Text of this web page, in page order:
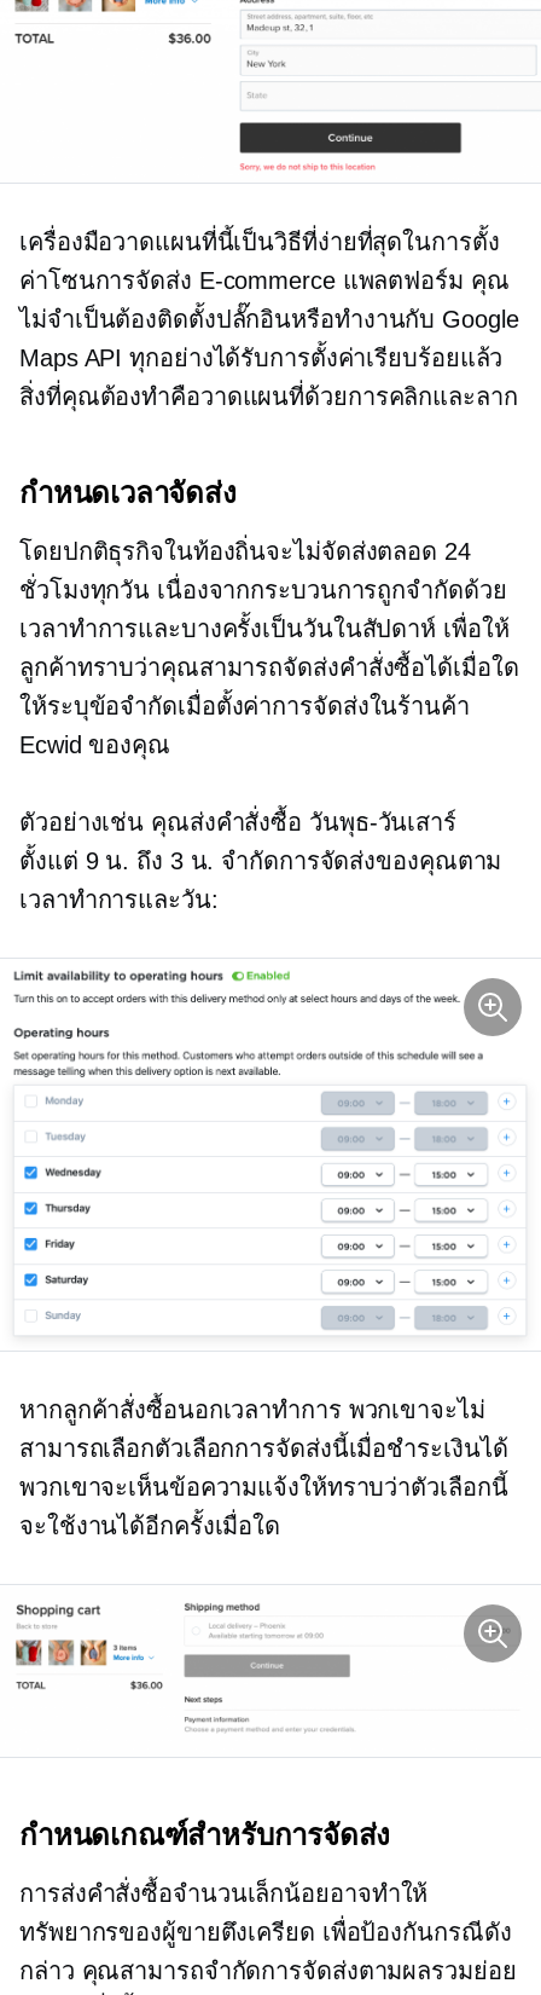
เครื่องมือวาดแผนที่นี้เป็นวิธีที่ง่ายที่สุดในการตั้ง
ค่าโซนการจัดส่ง E-commerceแพลตฟอร์ม คุณ
ไม่จำเป็นต้องติดตั้งปลั๊กอินหรือทำงานกับ Google
Maps API ทุกอย่างได้รับการตั้งค่าเรียบร้อยแล้ว
สิ่งที่คุณต้องทำคือวาดแผนที่ด้วยการคลิกและลาก
กำหนดเวลาจัดส่ง
โดยปกติธุรกิจในท้องถิ่นจะไม่จัดส่งตลอด 24
ชั่วโมงทุกวัน เนื่องจากกระบวนการถูกจำกัดด้วย
เวลาทำการและบางครั้งเป็นวันในสัปดาห์ เพื่อให้
ลูกค้าทราบว่าคุณสามารถจัดส่งคำสั่งซื้อได้เมื่อใด
ให้ระบุข้อจำกัดเมื่อตั้งค่าการจัดส่งในร้านค้า
Ecwid ของคุณ
ตัวอย่างเช่น คุณส่งคำสั่งซื้อ วันพุธ-วันเสาร์
ตั้งแต่ 9 น. ถึง 3 น. จำกัดการจัดส่งของคุณตาม
เวลาทำการและวัน:
หากลูกค้าสั่งซื้อนอกเวลาทำการ พวกเขาจะไม่
สามารถเลือกตัวเลือกการจัดส่งนี้เมื่อชำระเงินได้
พวกเขาจะเห็นข้อความแจ้งให้ทราบว่าตัวเลือกนี้
จะใช้งานได้อีกครั้งเมื่อใด
กำหนดเกณฑ์สำหรับการจัดส่ง
การส่งคำสั่งซื้อจำนวนเล็กน้อยอาจทำให้
ทรัพยากรของผู้ขายตึงเครียด เพื่อป้องกันกรณีดัง
กล่าว คุณสามารถจำกัดการจัดส่งตามผลรวมย่อย